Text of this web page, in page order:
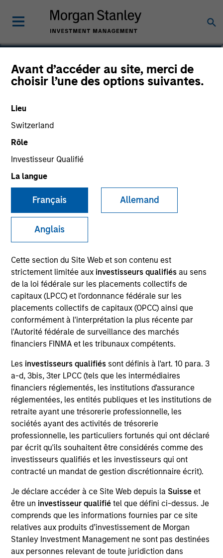
Avant d’accéder au site, merci de
choisir l’une des options suivantes.
Lieu
Switzerland
Rôle
Investisseur Qualifié
La langue
Français Allemand
Anglais
Cette section du Site Web et son contenu est
strictement limitée aux investisseurs qualifiésau sens
de la loi fédérale sur les placements collectifs de
capitaux (LPCC) et l'ordonnance fédérale sur les
placements collectifs de capitaux (OPCC) ainsi que
conformément à l'interprétation la plus récente par
l'Autorité fédérale de surveillance des marchés
financiers FINMA et les tribunaux compétents.
Les investisseurs qualifiés sont définis à l'art. 10 para. 3
a-d, 3bis, 3ter LPCC (tels que les intermédiaires
financiers réglementés, les institutions d'assurance
réglementées, les entités publiques et les institutions de
retraite ayant une trésorerie professionnelle, les
sociétés ayant des activités de trésorerie
professionnelle, les particuliers fortunés qui ont déclaré
par écrit qu'ils souhaitent être considérés comme des
investisseurs qualifiés et les investisseurs qui ont
contracté un mandat de gestion discrétionnaire écrit).
Je déclare accéder à ce Site Web depuis la Suisse et
être un investisseur qualifiétel que défini ci-dessus. Je
comprends que les informations fournies par ce site
relatives aux produits d’investissement de Morgan
Stanley Investment Management ne sont pas destinées
aux personnes relevant de toute juridiction dans
Victoria Eckstein
Managing Director, Chief Operating
19 Years
TEAM
Portfolio Solutions Group
Victoria is Chief Operating Officer for the Portfolio
Solutions Group at Morgan Stanley Investment
Management, based in New York. She has 19 years
of industry experience. As COO, Victoria manages
PSG’s Investment Support and Client Engagement
teams. She oversees all strategic business
initiatives, new product development, structuring
requirements, and the management of the day-to-
day operations of the global investment team.